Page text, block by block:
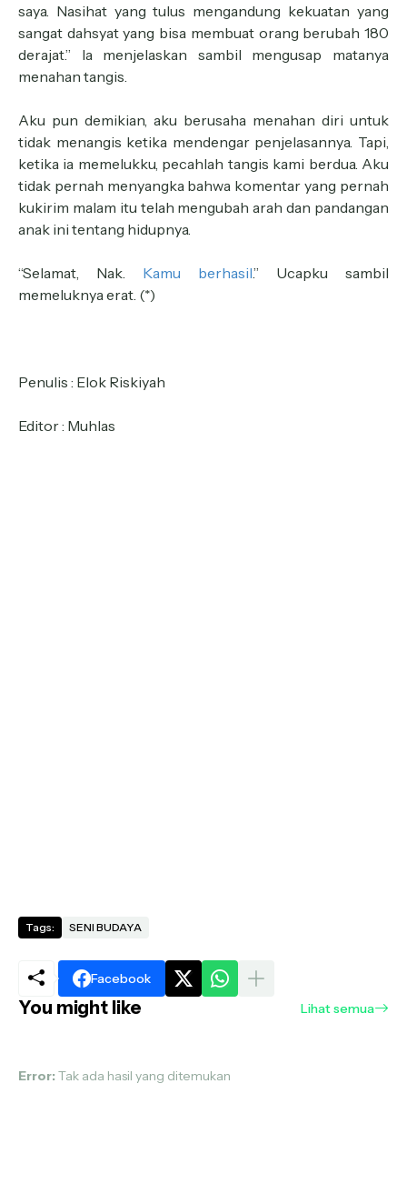
saya. Nasihat yang tulus mengandung kekuatan yang
sangat dahsyat yang bisa membuat orang berubah 180
derajat.” Ia menjelaskan sambil mengusap matanya
menahan tangis.
Aku pun demikian, aku berusaha menahan diri untuk
tidak menangis ketika mendengar penjelasannya. Tapi,
ketika ia memelukku, pecahlah tangis kami berdua. Aku
tidak pernah menyangka bahwa komentar yang pernah
kukirim malam itu telah mengubah arah dan pandangan
anak ini tentang hidupnya.
“Selamat, Nak. Kamu berhasil.” Ucapku sambil
memeluknya erat. (*)
Penulis : Elok Riskiyah
Editor : Muhlas
Tags: SENI BUDAYA
Facebook
You might like Lihat semua
Error: Tak ada hasil yang ditemukan